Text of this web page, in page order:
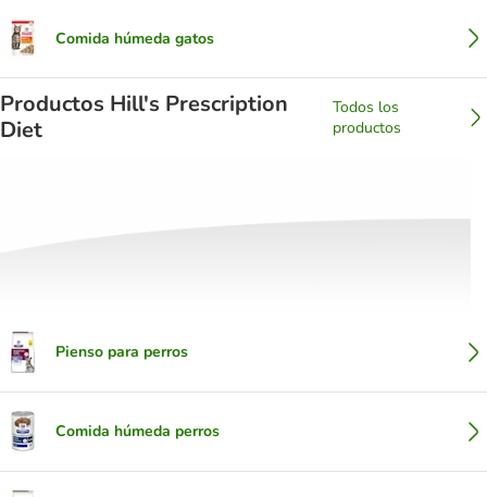
Comida húmeda gatos
Productos Hill's Prescription
Diet
Todos los
productos
Pienso para perros
Comida húmeda perros